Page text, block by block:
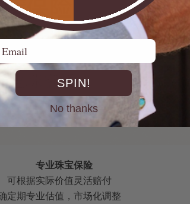
专业珠宝保险
可根据实际价值灵活赔付
定期专业估值，市场化调整
SPIN!
No thanks